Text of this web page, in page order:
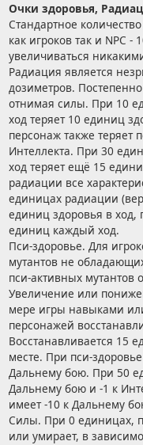
Очки здоровья,
Стандартное
как игроков так и NPC
увеличиваться
Радиация является
дозиметров.
отнимая силы. При 10
ход теряет 10 единиц
персонаж также теряет
Интеллекта. При 30
ход теряет ещё 15
радиации все
единицах радиации
единиц здоровья в ход,
единиц каждый ход.
Пси-здоровье. Для
мутантов не
пси-активных мутантов
Увеличение или
мере игры навыками
персонажей
Восстанавливается 15
месте. При пси-
Дальнему бою. При 50
Дальнему бою и -1 к
имеет -10 к Дальнему
Силы. При 0 единицах,
или умирает, в